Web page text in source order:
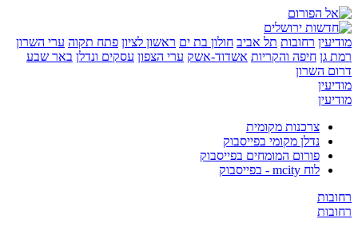
רחובות תל אביב חולון בת ים ראשון לציון פתח תקוה ערי השרון
חיפה והקריות אשדוד-אשק ערי הצפון עסקים ונדלן באר שבע
צרכנות מקומית
נדלן מקומי בפייסבוק
פורום המומחים בפייסבוק